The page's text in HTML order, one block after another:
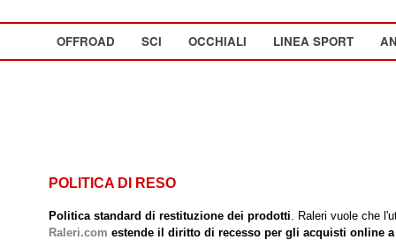
OFFROAD SCI OCCHIALI LINEA SPORT
POLITICA DI RESO
Politica standard di restituzione dei prodotti. Raleri vuole che
Raleri.com estende il diritto di recesso per gli acquisti online